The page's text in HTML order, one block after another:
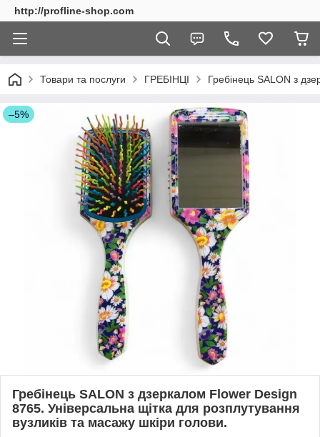
http://profline-shop.com
Товари та послуги ГРЕБІНЦІ Гребінець SALON з
–5%
Гребінець SALON з дзеркалом Flower Design
8765. Універсальна щітка для розплутування
вузликів та масажу шкіри голови.